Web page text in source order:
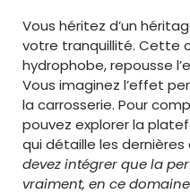
Vous héritez d’un
votre tranquillité. Cette
hydrophobe, repousse
Vous imaginez l’effet
la carrosserie. Pour
pouvez explorer la
qui détaille les dernières
devez intégrer que la
vraiment, en ce